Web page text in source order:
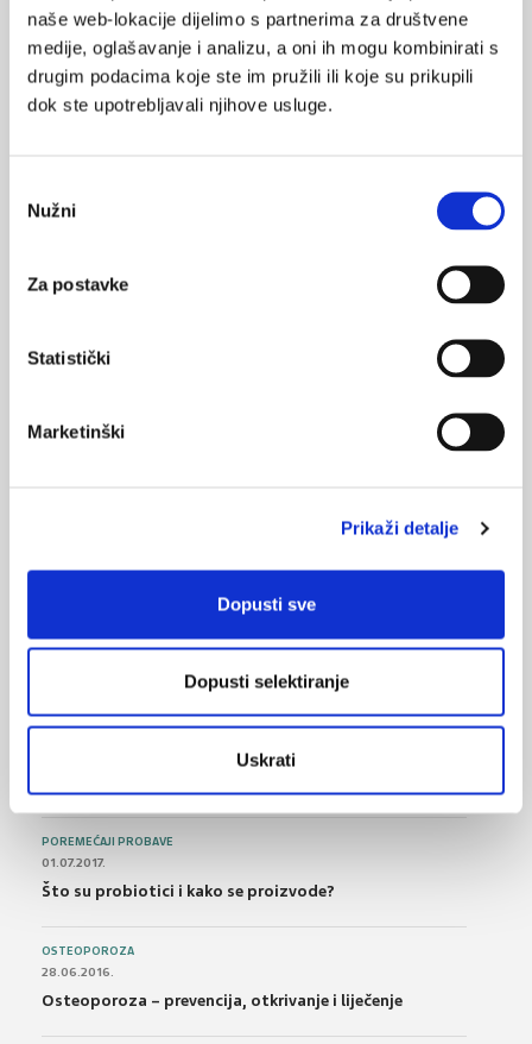
naše web-lokacije dijelimo s partnerima za društvene
medije, oglašavanje i analizu, a oni ih mogu kombinirati s
drugim podacima koje ste im pružili ili koje su prikupili
dok ste upotrebljavali njihove usluge.
pristanka
Nužni
Za postavke
Statistički
Marketinški
Prikaži detalje
Dopusti sve
Dopusti selektiranje
Uskrati
15.10.2023.
Ključni sigurnosni korak kod laparoskopske
kolecistektomije
transplantacije srca
Odabir uređaja za ventrikularnu potporu: koji i kada?
16.02.2015.
Mehanička potpora cirkulaciji u liječnju zatajenja srca
Bolna leđa - medicinske vježbe (nove smjernice)
14.07.2016.
Nesteroidni antireumatici i gastrointestinalna
POREMEĆAJI PROBAVE
01.07.2017.
Što su probiotici i kako se proizvode?
OSTEOPOROZA
28.06.2016.
Osteoporoza – prevencija, otkrivanje i liječenje